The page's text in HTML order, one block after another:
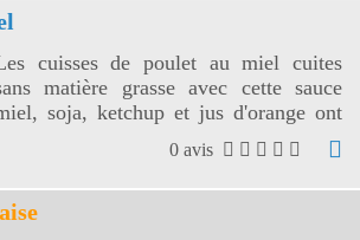
cuisses de poulet au miel cuites
matière grasse avec cette sauce
soja, ketchup et jus d'orange ont
un aspect caramélisé et leur chair est
particulièrement tendre. Les cuisses de
au miel sont vrai régal pour les
0 avis